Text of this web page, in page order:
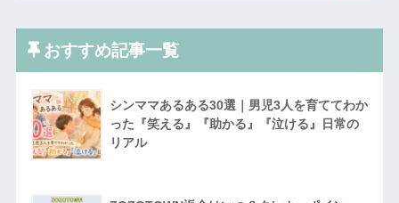
おすすめ記事一覧
シンママあるある30選｜男児3人を育ててわか
った『笑える』『助かる』『泣ける』日常の
リアル